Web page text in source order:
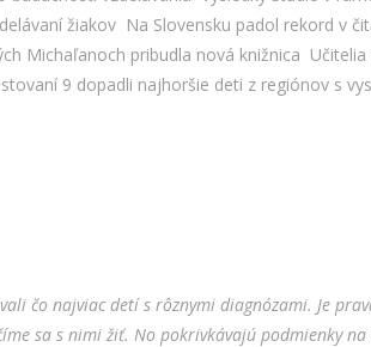
žiakov Na Slovensku padol rekord v
Michaľanoch pribudla nová knižnica
9 dopadli najhoršie deti z regiónov s
čo najviac detí s rôznymi diagnózami. Je
sa s nimi žiť. No pokrivkávajú podmienky